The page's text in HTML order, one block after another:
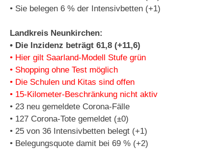
• Sie belegen 6 % der Intensivbetten (+1)
Landkreis Neunkirchen:
• Die Inzidenz beträgt 61,8 (+11,6)
• Hier gilt Saarland-Modell Stufe grün
• Shopping ohne Test möglich
• Die Schulen und Kitas sind offen
• 15-Kilometer-Beschränkung nicht aktiv
• 23 neu gemeldete Corona-Fälle
• 127 Corona-Tote gemeldet (±0)
• 25 von 36 Intensivbetten belegt (+1)
• Belegungsquote damit bei 69 % (+2)